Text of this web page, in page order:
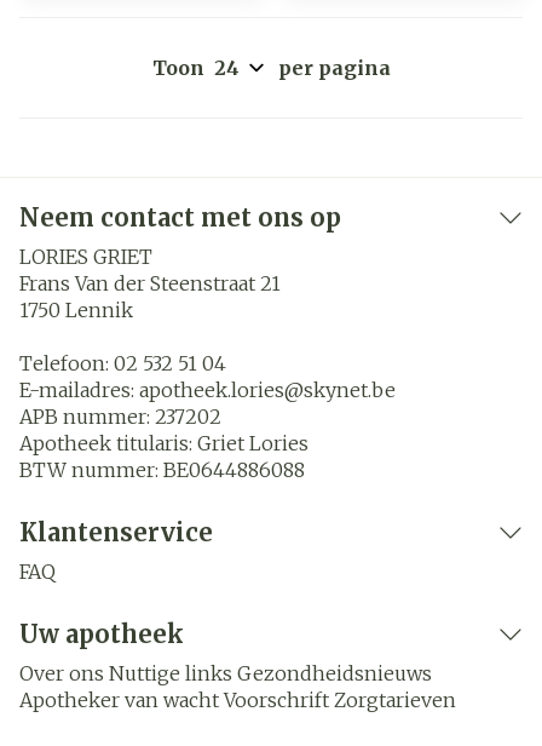
Toon per pagina
Neem contact met ons op
LORIES GRIET
Frans Van der Steenstraat 21
1750 Lennik
Telefoon: 02 532 51 04
E-mailadres: apotheek.lories@skynet.be
APB nummer: 237202
Apotheek titularis: Griet Lories
BTW nummer: BE0644886088
Klantenservice
FAQ
Uw apotheek
Over ons Nuttige links Gezondheidsnieuws
Apotheker van wacht Voorschrift Zorgtarieven